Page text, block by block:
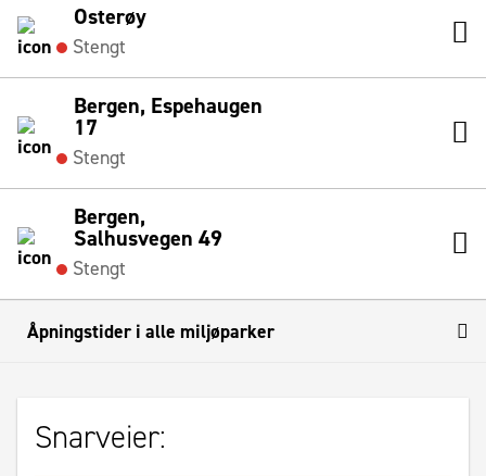
Osterøy
Stengt
Bergen, Espehaugen
17
Stengt
Bergen,
Salhusvegen 49
Stengt
Åpningstider i alle miljøparker
Snarveier: